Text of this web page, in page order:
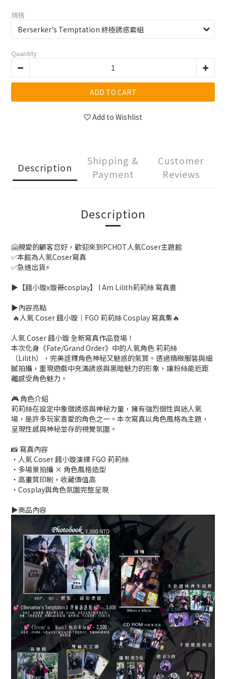
規格
Quantity
ADD TO CART
Add to Wishlist
Description
Shipping &
Payment
Customer
Reviews
Description
🤗親愛的顧客您好，歡迎來到PCHOT人氣Coser主題館
✅本館為人氣Coser寫真
✅急速出貨⚡️
▶️【餓小璇x璇哥cosplay】 I Am Lilith莉莉絲 寫真書
▶️內容亮點
🔥人氣 Coser 餓小璇｜FGO 莉莉絲 Cosplay 寫真集🔥
人氣 Coser 餓小璇 全新寫真作品登場！
本次化身《Fate/Grand Order》中的人氣角色 莉莉絲
（Lilith），完美詮釋角色神秘又魅惑的氣質。透過精緻服裝與細
膩拍攝，重現遊戲中充滿誘惑與黑暗魅力的形象，讓粉絲能近距
離感受角色魅力。
🎮 角色介紹
莉莉絲在設定中象徵誘惑與神秘力量，擁有強烈個性與迷人氣
場，是許多玩家喜愛的角色之一。本次寫真以角色風格為主題，
呈現性感與神秘並存的視覺氛圍。
📸 寫真內容
・人氣 Coser 餓小璇演繹 FGO 莉莉絲
・多場景拍攝 × 角色風格造型
・高畫質印刷，收藏價值高
・Cosplay與角色氛圍完整呈現
▶️商品內容